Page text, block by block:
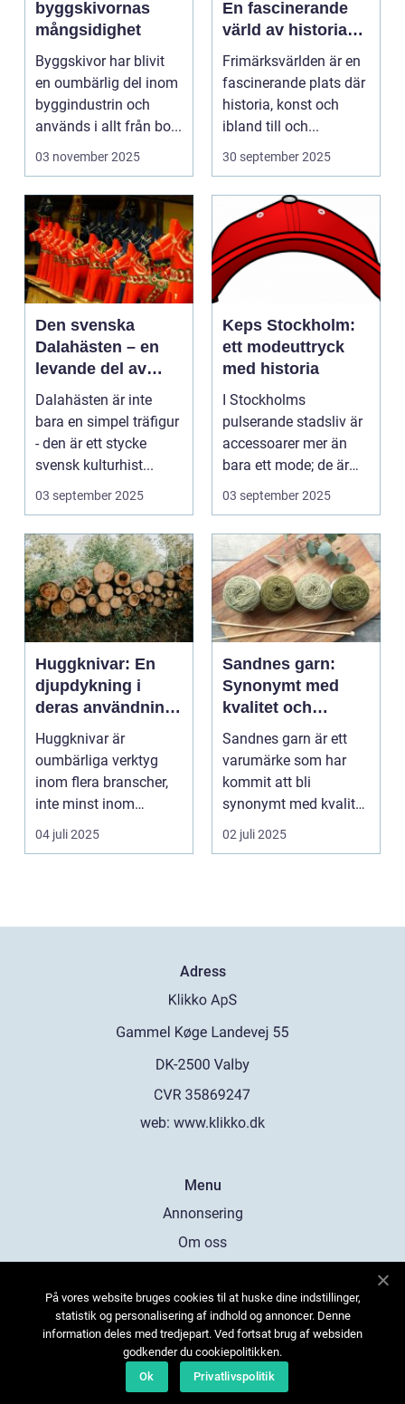
byggskivornas
mångsidighet
Byggskivor har blivit
en oumbärlig del inom
byggindustrin och
används i allt från bo...
03 november 2025
En fascinerande
värld av historia
och samlande
Frimärksvärlden är en
fascinerande plats där
historia, konst och
ibland till och...
30 september 2025
Den svenska
Dalahästen – en
levande del av
Sveriges
kulturhistoria.
Dalahästen är inte
bara en simpel träfigur
- den är ett stycke
svensk kulturhist...
03 september 2025
Keps Stockholm:
ett modeuttryck
med historia
I Stockholms
pulserande stadsliv är
accessoarer mer än
bara ett mode; de är
uttryck f...
03 september 2025
Huggknivar: En
djupdykning i
deras användning
och betydelse
Huggknivar är
oumbärliga verktyg
inom flera branscher,
inte minst inom
skogsindustrin och ...
04 juli 2025
Sandnes garn:
Synonymt med
kvalitet och
tradition
Sandnes garn är ett
varumärke som har
kommit att bli
synonymt med kvalitet
och tradition i...
02 juli 2025
Adress
web: www.klikko.dk
Menu
Annonsering
Om oss
Kontakta oss
Sitemap
På vores website bruges cookies til at huske dine indstillinger,
statistik og personalisering af indhold og annoncer. Denne
information deles med tredjepart. Ved fortsat brug af websiden
godkender du cookiepolitikken.
Ok
Privatlivspolitik